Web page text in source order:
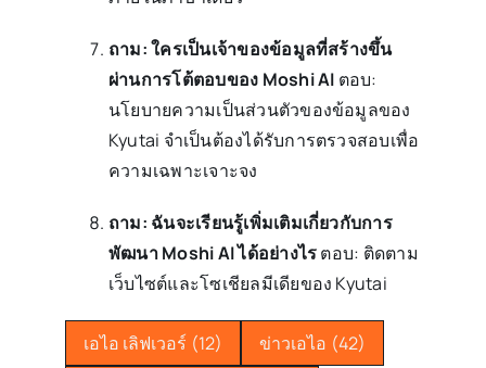
ถาม: ใครเป็นเจ้าของข้อมูลที่สร้างขึ้น
ผ่านการโต้ตอบของ Moshi AI ตอบ:
นโยบายความเป็นส่วนตัวของข้อมูลของ
Kyutai จำเป็นต้องได้รับการตรวจสอบเพื่อ
ความเฉพาะเจาะจง
ถาม: ฉันจะเรียนรู้เพิ่มเติมเกี่ยวกับการ
พัฒนา Moshi AI ได้อย่างไรตอบ: ติดตาม
เว็บไซต์และโซเชียลมีเดียของ Kyutai
เอไอ เลิฟเวอร์ (12) ข่าวเอไอ (42)